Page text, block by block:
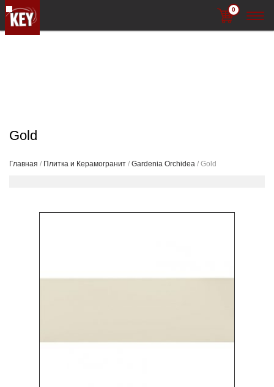
0
Gold
Главная / Плитка и Керамогранит / Gardenia Orchidea / Gold